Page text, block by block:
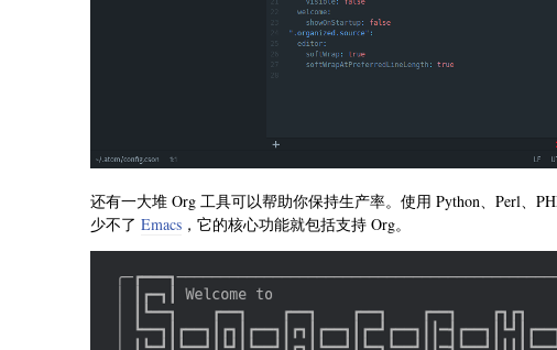
还有一大堆 Org 工具可以帮助你保持生产率。使用 Python、Perl、
少不了 Emacs ，它的核心功能就包括支持 Org。